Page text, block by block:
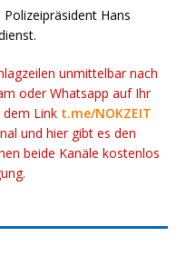
Hans
unmittelbar nach
oder Whatsapp auf Ihr
Link t.me/NOKZEIT
und hier gibt es den
beide Kanäle kostenlos